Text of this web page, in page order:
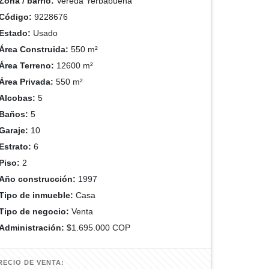
9228676
Usado
Construida: 550 m²
Terreno: 12600 m²
Privada: 550 m²
5
5
10
6
2
construcción: 1997
de inmueble: Casa
de negocio: Venta
$1.695.000 COP
DE VENTA: